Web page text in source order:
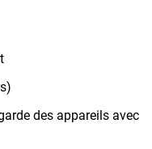
des appareils avec